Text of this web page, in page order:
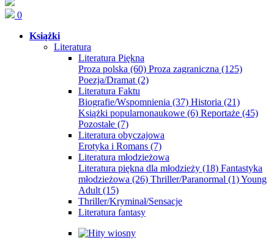
0
Książki
Literatura
Literatura Piękna
Proza polska (60) Proza zagraniczna (125)
Poezja/Dramat (2)
Literatura Faktu
Biografie/Wspomnienia (37) Historia (21)
Książki popularnonaukowe (6) Reportaże (45)
Pozostałe (7)
Literatura obyczajowa
Erotyka i Romans (7)
Literatura młodzieżowa
Literatura piękna dla młodzieży (18) Fantastyka
młodzieżowa (26) Thriller/Paranormal (1)Young
Adult (15)
Thriller/Kryminał/Sensacje
Literatura fantasy